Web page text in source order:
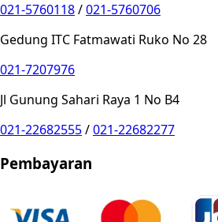
021-5760118/021-5760706
Gedung ITC Fatmawati Ruko No 28
021-7207976
Jl Gunung Sahari Raya 1 No B4
021-22682555/021-22682277
Pembayaran